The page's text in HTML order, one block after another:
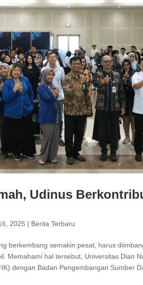
Udinus
2025 | Berita Terbaru
berkembang semakin pesat, harus
Memahami hal tersebut, Universitas Dian
dengan Badan Pengembangan Sumber